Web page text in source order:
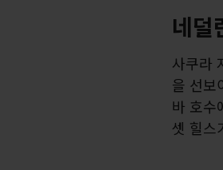
네덜
사쿠라
을 선보
바 호수
셋 힐스